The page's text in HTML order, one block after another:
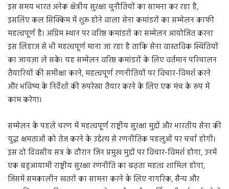
इस समय भारत अनेक क्षेत्रीय सुरक्षा चुनौतियों का सामना कर रहा है,
इसलिए कल सिक्किम में शुरू होने वाला सेना कमांडरों का सम्मेलन काफी
महत्वपूर्ण है। अग्रिम स्थान पर वरिष्ठ कमांडरों का सम्मेलन आयोजित करना
इस लिहाज से भी महत्वपूर्ण माना जा रहा है ताकि सेना वास्तविक स्थितियों
का जायज़ा ले सके। यह सम्मेलन वरिष्ठ कमांडरों के लिए वर्तमान परिचालन
तैयारियों की समीक्षा करने, महत्वपूर्ण रणनीतियों पर विचार-विमर्श करने
और भविष्य के निर्देशों की रूपरेखा तैयार करने के लिए एक मंच के रूप में
काम करेगा।
सम्मेलन के पहले चरण में महत्वपूर्ण राष्ट्रीय सुरक्षा मुद्दों और भारतीय सेना की
युद्ध क्षमताओं को तेज करने के उद्देश्य से रणनीतिक पहलुओं पर चर्चा होगी।
इस दो दिवसीय सत्र के दौरान जिन प्रमुख मुद्दों पर विचार-विमर्श होगा, उनमें
एक बहुआयामी राष्ट्रीय सुरक्षा रणनीति का बढ़ता महत्व शामिल होगा,
जिसमें समकालीन खतरों का सामना करने के लिए नागरिक, सैन्य और